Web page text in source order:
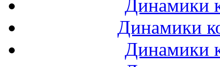
Динамики
Динамики
Динамики